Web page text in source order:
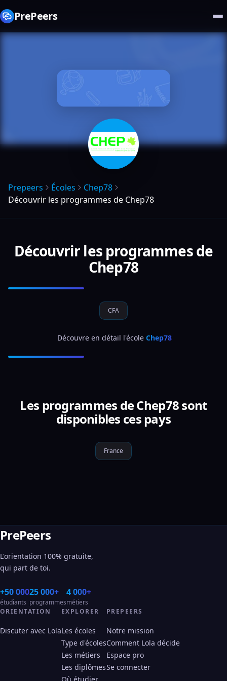
PrePeers
Prepeers Écoles
Chep78
Découvrir les programmes de Chep78
Découvrir les programmes de
Chep78
CFA
Découvre en détail l'école Chep78
Les programmes de Chep78 sont
disponibles ces pays
France
PrePeers
L'orientation 100% gratuite,
qui part de toi.
+50 000
étudiants
25 000+
programmes
4 000+
métiers
ORIENTATION
Discuter avec Lola
EXPLORER
Les écoles
Type d'écoles
Les métiers
Les diplômes
PREPEERS
Notre mission
Comment Lola décide
Espace pro
Se connecter